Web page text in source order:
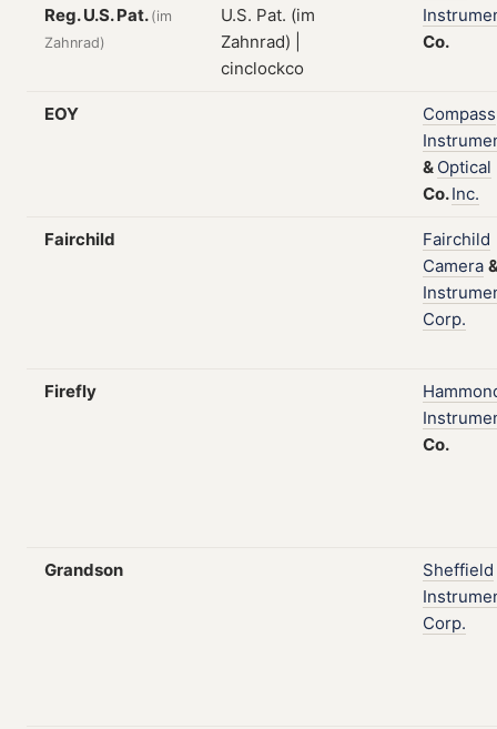
Reg. U.S. Pat. (im
Zahnrad)
Co.
EOY
Compass
& Optical
Co.Inc.
Fairchild
Fairchild
Camera
Corp.
Firefly
Co.
Grandson
Sheffield
Corp.